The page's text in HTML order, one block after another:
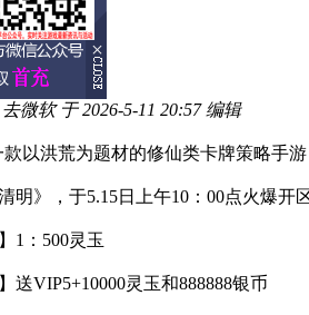
微软 于 2026-5-11 20:57 编辑
以洪荒为题材的修仙类卡牌策略手
明》，于5.15日上午10：00点火爆开
1：500灵玉
送VIP5+10000灵玉和888888银币